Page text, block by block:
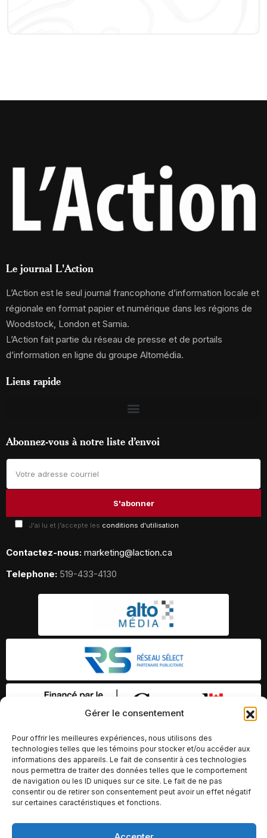
Gérer le consentement
Pour offrir les meilleures expériences, nous utilisons des
technologies telles que les témoins pour stocker et/ou accéder aux
informations des appareils. Le fait de consentir à ces technologies
nous permettra de traiter des données telles que le comportement
de navigation ou les ID uniques sur ce site. Le fait de ne pas
consentir ou de retirer son consentement peut avoir un effet négatif
sur certaines caractéristiques et fonctions.
Le journal L'Action
L’Action est le seul journal francophone d’information locale et
régionale en format papier et numérique dans les régions de
Woodstock, London et Sarnia.
L’Action fait partie du réseau de presse et de portails
d’information en ligne du groupe Altomédia.
Liens rapide
Abonnez-vous à notre liste d’envoi
J'ai lu et j'accepte les conditions d'utilisation
Contactez-nous: marketing@laction.ca
Telephone: 519-433-4130
© Copyright 2026 – Altomédia Inc |